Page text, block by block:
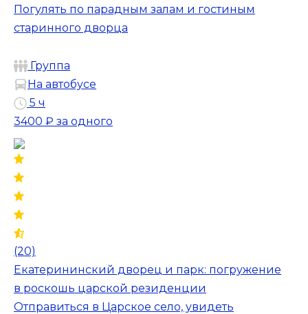
Погулять по парадным залам и гостиным
старинного дворца
Группа
На автобусе
5 ч
3400 ₽ за одного
(20)
Екатерининский дворец и парк: погружение
в роскошь царской резиденции
Отправиться в Царское село, увидеть